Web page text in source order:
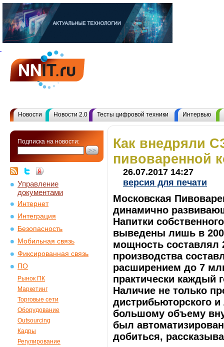
Новости Новости 2.0 Тесты цифровой техники Интервью
Подписка на новости:
Управление
документами
Интернет
Интеграция
Безопасность
Мобильная связь
Фиксированная связь
ПО
Рынок ПК
Маркетинг
Торговые сети
Оборудование
Outsourcing
Кадры
Регулирование
Как внедряли
пивоваренной
26.07.2017 14:27
версия для печати
Московская
динамично
Напитки
выведены лишь в
мощность составлял
производства
расширением до 7
практически каждый
Наличие не только
дистрибьюторского и
большому объему
был
добиться,